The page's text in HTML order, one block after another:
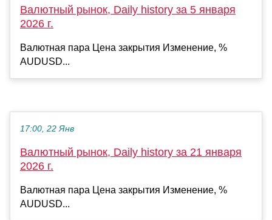
Валютный рынок, Daily history за 5 января
2026 г.
Валютная пара Цена закрытия Изменение, %
AUDUSD...
17:00, 22 Янв
Валютный рынок, Daily history за 21 января
2026 г.
Валютная пара Цена закрытия Изменение, %
AUDUSD...